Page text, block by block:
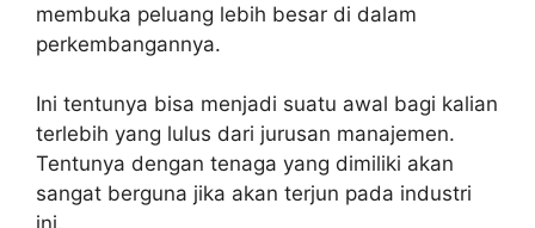
membuka peluang lebih besar di dalam
perkembangannya.
Ini tentunya bisa menjadi suatu awal bagi kalian
terlebih yang lulus dari jurusan manajemen.
Tentunya dengan tenaga yang dimiliki akan
sangat berguna jika akan terjun pada industri
ini.